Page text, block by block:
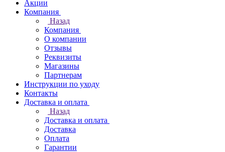
Акции
Компания
Назад
Компания
О компании
Отзывы
Реквизиты
Магазины
Партнерам
Инструкции по уходу
Контакты
Доставка и оплата
Назад
Доставка и оплата
Доставка
Оплата
Гарантии